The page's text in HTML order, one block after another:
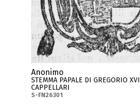
Anonimo
STEMMA PAPALE DI GREGORIO XVI
CAPPELLARI
S-FN26301